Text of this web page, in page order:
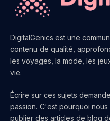
DigitalGenics est une
contenu de qualité,
les voyages, la mode, les
vie.
Écrire sur ces sujets
passion. C'est pourquoi
publier des articles de blog